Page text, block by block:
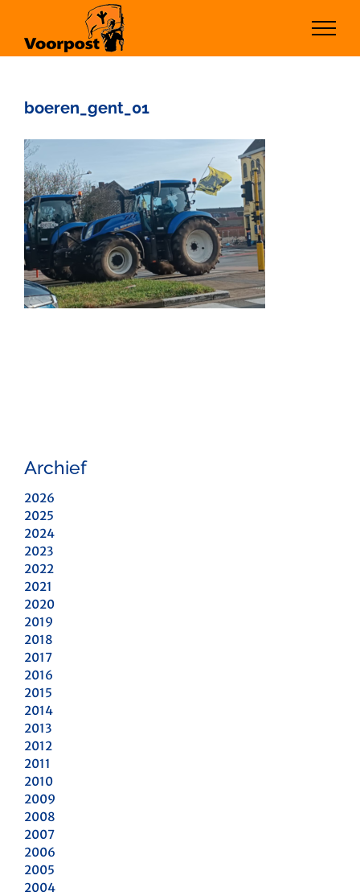
inhoud
boeren_gent_01
Archief
2026
2025
2024
2023
2022
2021
2020
2019
2018
2017
2016
2015
2014
2013
2012
2011
2010
2009
2008
2007
2006
2005
2004